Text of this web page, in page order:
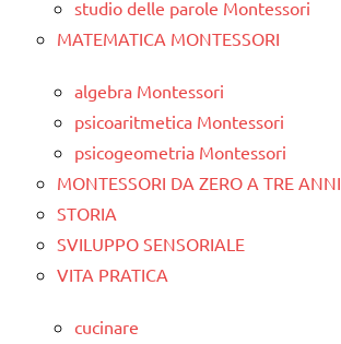
studio delle parole Montessori
MATEMATICA MONTESSORI
algebra Montessori
psicoaritmetica Montessori
psicogeometria Montessori
MONTESSORI DA ZERO A TRE ANNI
STORIA
SVILUPPO SENSORIALE
VITA PRATICA
cucinare